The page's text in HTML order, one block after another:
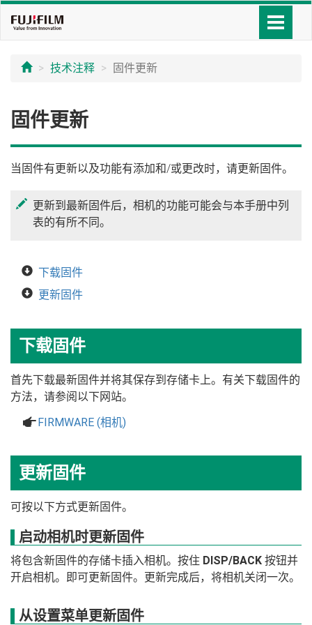
技术注释 固件更新
固件更新
当固件有更新以及功能有添加和/或更改时，请更新固件。
更新到最新固件后，相机的功能可能会与本手册中列
表的有所不同。
下载固件
更新固件
下载固件
首先下载最新固件并将其保存到存储卡上。有关下载固件的
方法，请参阅以下网站。
aFIRMWARE (相机)
更新固件
可按以下方式更新固件。
启动相机时更新固件
将包含新固件的存储卡插入相机。按住 DISP/BACK 按钮并
开启相机。即可更新固件。更新完成后，将相机关闭一次。
从设置菜单更新固件